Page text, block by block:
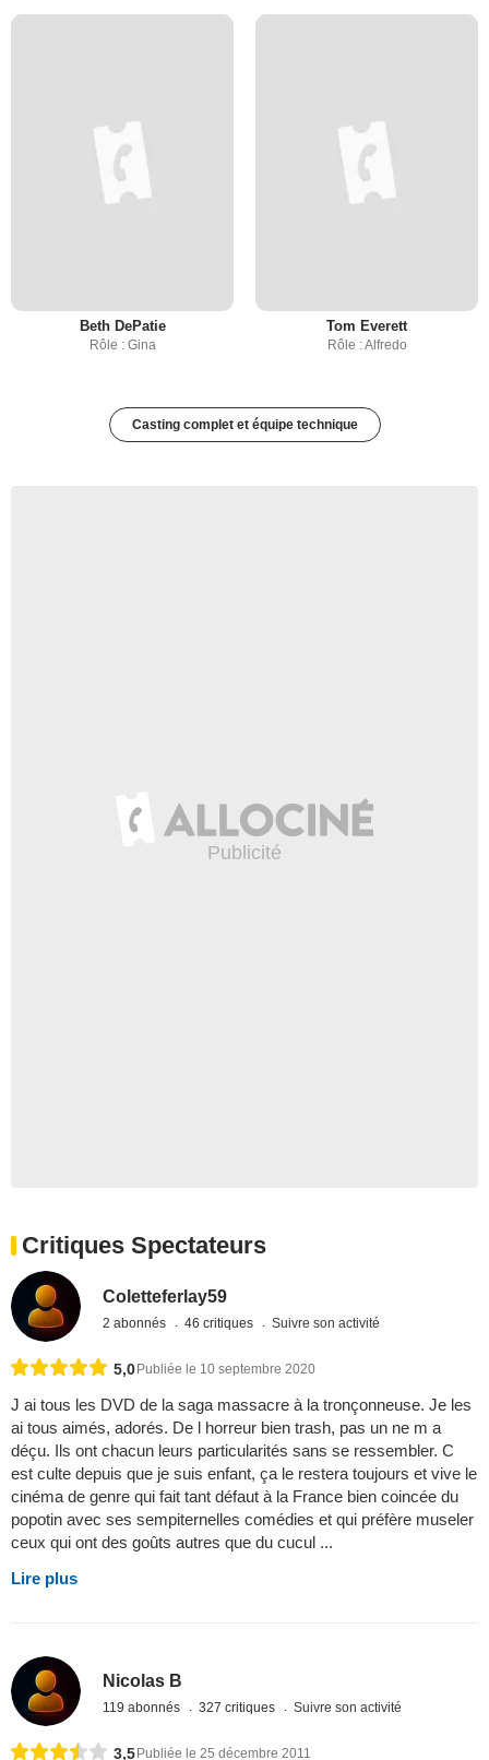
Beth DePatie
Rôle : Gina
Tom Everett
Rôle : Alfredo
Casting complet et équipe technique
Critiques Spectateurs
Coletteferlay59
2 abonnés 46 critiques Suivre son activité
5,0Publiée le 10 septembre 2020
J ai tous les DVD de la saga massacre à la tronçonneuse. Je les
ai tous aimés, adorés. De l horreur bien trash, pas un ne m a
déçu. Ils ont chacun leurs particularités sans se ressembler. C
est culte depuis que je suis enfant, ça le restera toujours et vive le
cinéma de genre qui fait tant défaut à la France bien coincée du
popotin avec ses sempiternelles comédies et qui préfère museler
ceux qui ont des goûts autres que du cucul ...
Lire plus
Nicolas B
119 abonnés 327 critiques Suivre son activité
3,5Publiée le 25 décembre 2011